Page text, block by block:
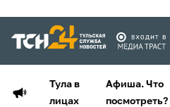
Тула в
лицах
Афиша. Что
посмотреть?